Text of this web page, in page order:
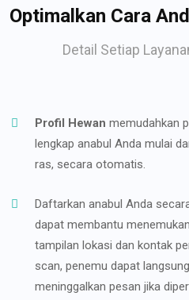
Optimalkan Cara
Detail Setiap
Profil Hewan memudahkan
lengkap anabul Anda mulai
ras, secara otomatis.
Daftarkan anabul Anda
dapat membantu
tampilan lokasi dan kontak
scan, penemu dapat
meninggalkan pesan jika